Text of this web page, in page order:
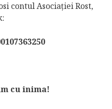
contul Asociaţiei Rost,
cu inima!